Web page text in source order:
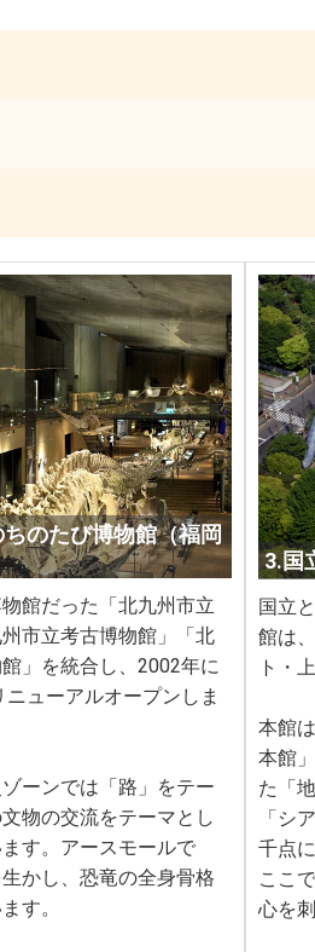
のたび博物館（福岡
館だった「北九州市立
市立考古博物館」「北
」を統合し、2002年に
ューアルオープンしま
ーンでは「路」をテー
物の交流をテーマとし
す。アースモールで
かし、恐竜の全身骨格
す。
3.国
国立
館は
ト・
本館
本館
た「
「シ
千点
ここ
心を